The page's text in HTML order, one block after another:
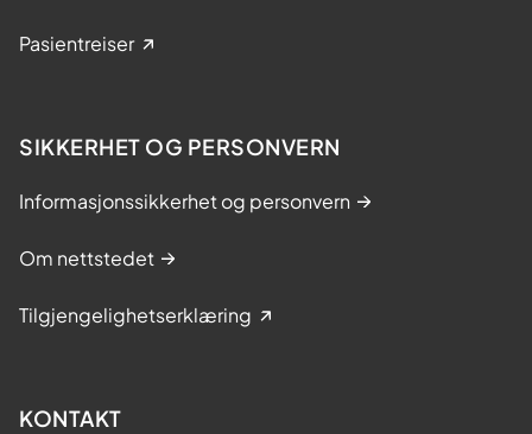
Pasientreiser
SIKKERHET OG PERSONVERN
Informasjonssikkerhet og personvern
Om nettstedet
Tilgjengelighetserklæring
KONTAKT